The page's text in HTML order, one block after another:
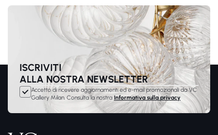
ISCRIVITI
ALLA NOSTRA NEWSLETTER
Accetto di ricevere aggiornamenti ed e-mail promozionali da VC
Gallery Milan. Consulta la nostra Informativa sulla privacy